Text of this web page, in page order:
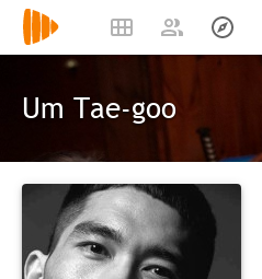
Um Tae-goo